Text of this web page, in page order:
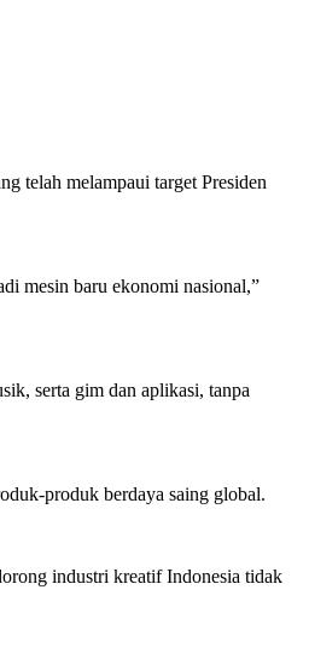
telah melampaui target Presiden
mesin baru ekonomi nasional,”
serta gim dan aplikasi, tanpa
produk berdaya saing global.
industri kreatif Indonesia tidak